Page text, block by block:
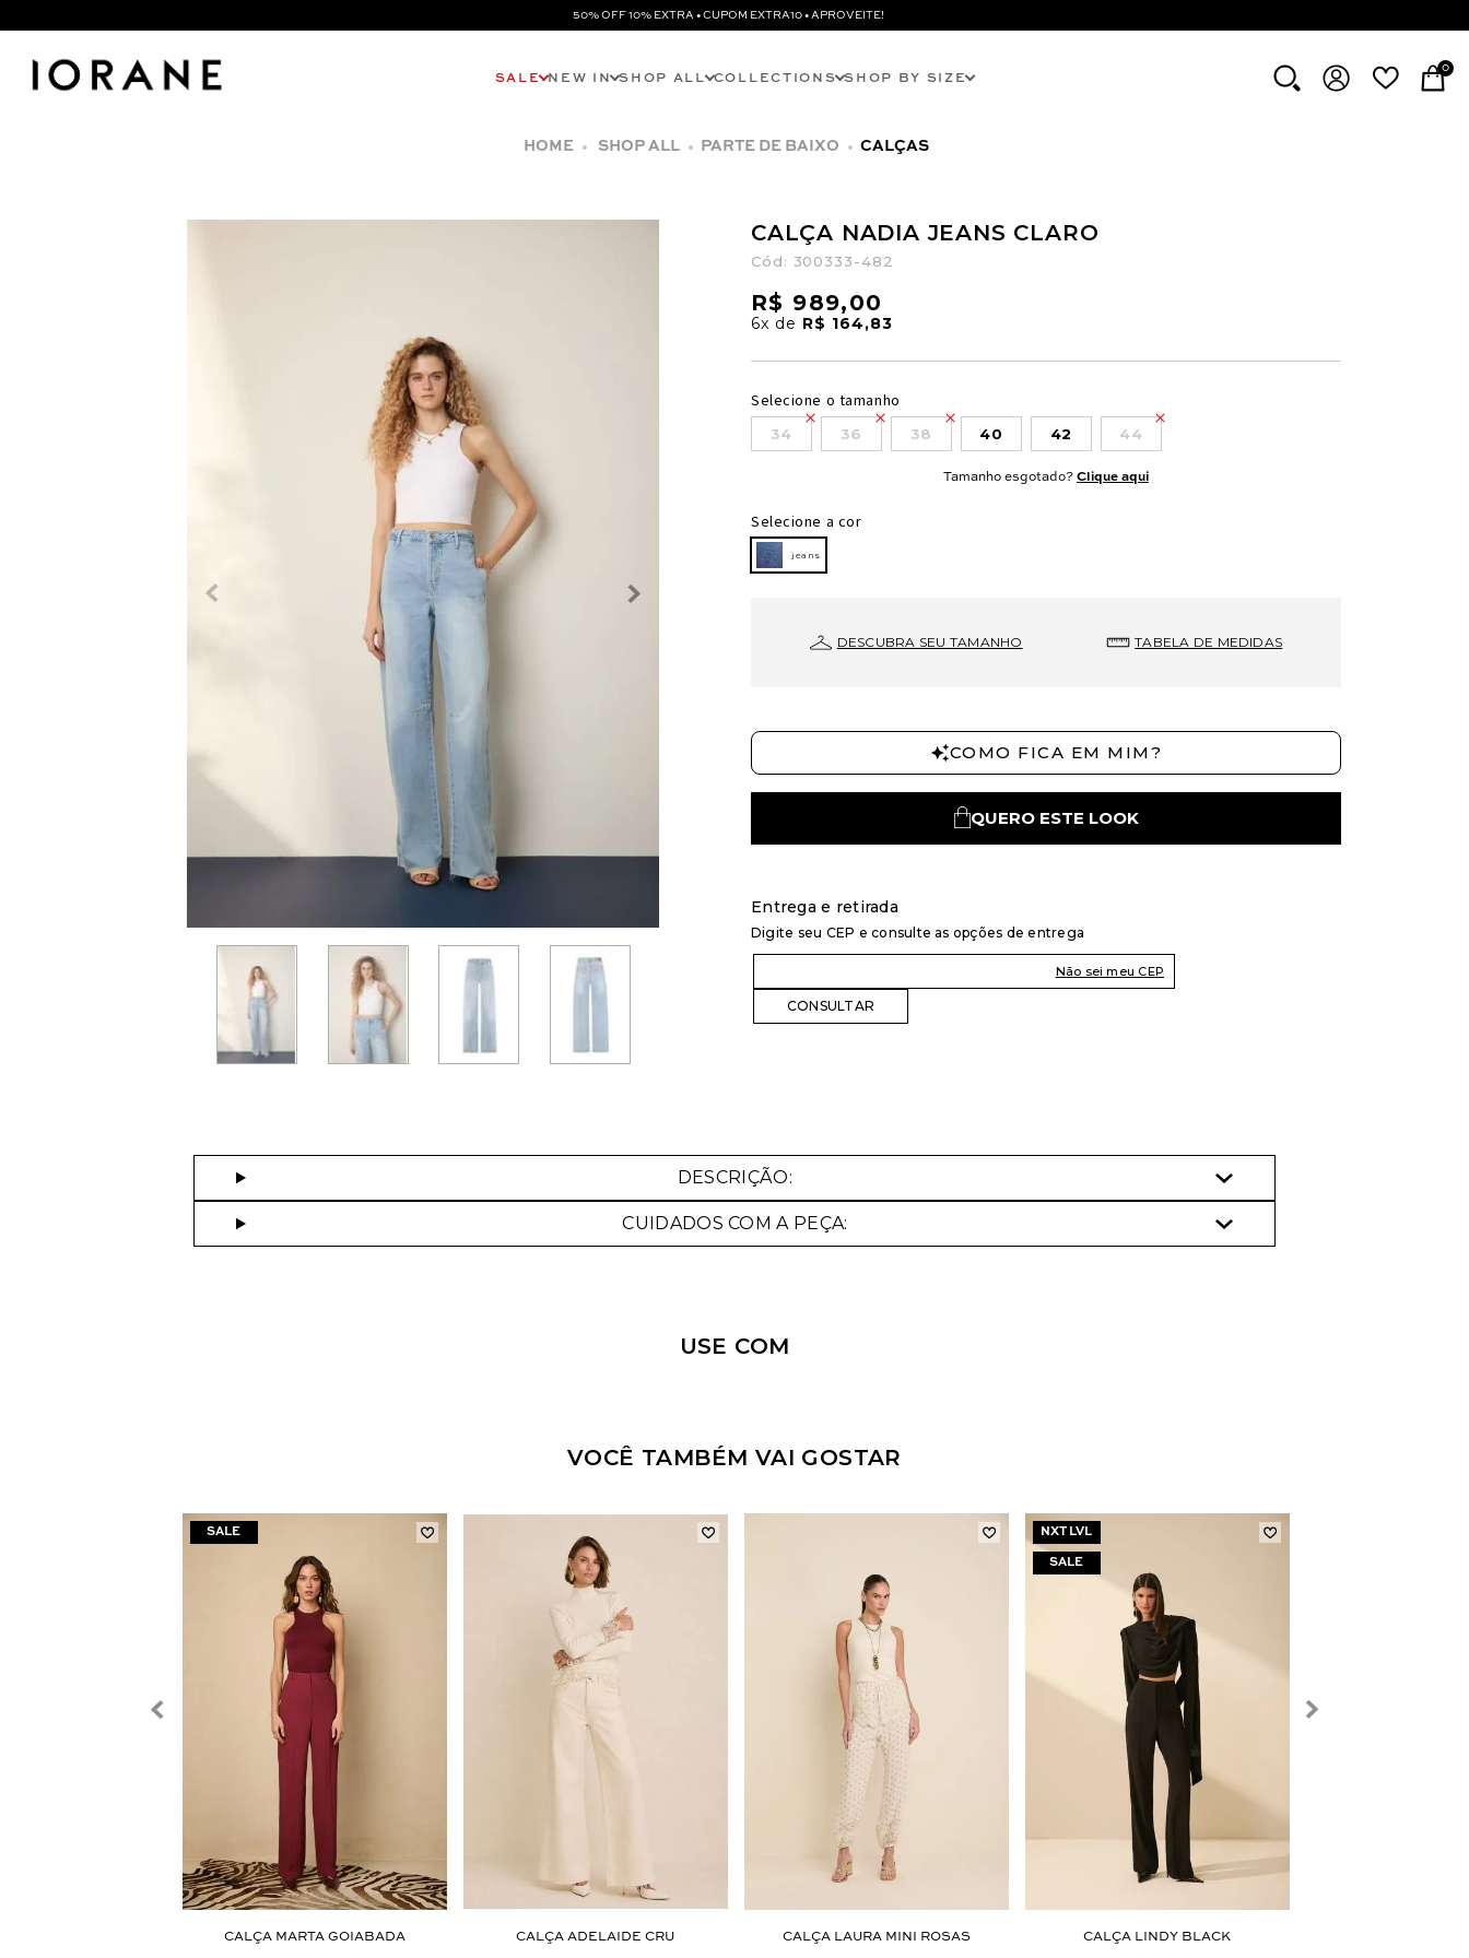
50% OFF 10% EXTRA • CUPOM EXTRA10 • APROVEITE!
SALE NEW IN SHOP ALL COLLECTIONS SHOP BY SIZE
0
SHOP ALL PARTE DE BAIXO CALÇAS
CALÇA NADIA JEANS CLARO
Cód: 300333-482
R$ 989,00
6x de R$ 164,83
Selecione o tamanho que você deseja:
Aceito os
Selecione o tamanho
34 36 38 40 42 44
Tamanho esgotado? Clique aqui
Selecione a cor
jeans
DESCUBRA SEU TAMANHO TABELA DE MEDIDAS
COMO FICA EM MIM?
QUERO ESTE LOOK
Entrega e retirada
Digite seu CEP e consulte as opções de entrega
Não sei meu CEP
DESCRIÇÃO:
CUIDADOS COM A PEÇA:
USE COM
VOCÊ TAMBÉM VAI GOSTAR
CALÇA MARTA GOIABADA CALÇA ADELAIDE CRU CALÇA LAURA MINI ROSAS
NXT LVL
CALÇA LINDY BLACK